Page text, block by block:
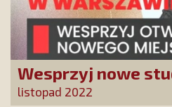
Wesprzyj nowe
Warszawie
listopad 2022